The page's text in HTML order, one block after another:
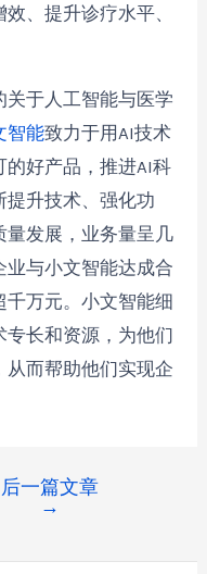
、提升诊疗水平、
关于人工智能与医学
智能致力于用AI技术
好产品，推进AI科
提升技术、强化功
量发展，业务量呈几
与小文智能达成合
万元。小文智能细
长和资源，为他们
而帮助他们实现企
后一篇文章
→